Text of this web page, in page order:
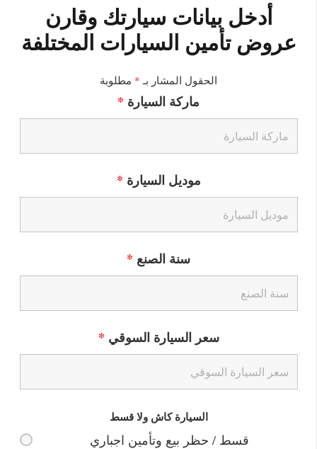
أدخل بيانات سيارتك وقارن
عروض تأمين السيارات المختلفة
الحقول المشار بـ * مطلوبة
ماركة السيارة *
موديل السيارة *
سنة الصنع *
سعر السيارة السوقي *
السيارة كاش ولا قسط
قسط / حظر بيع وتأمين اجباري